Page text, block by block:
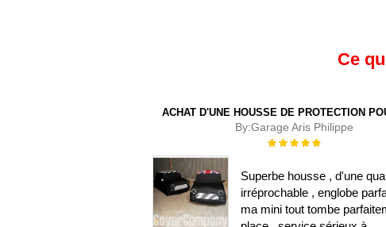
Ce
ACHAT D'UNE HOUSSE DE PROTECTION
By:Garage Aris Philippe
Évaluation :
Superbe housse , d'une
irréprochable , englobe
ma mini tout tombe